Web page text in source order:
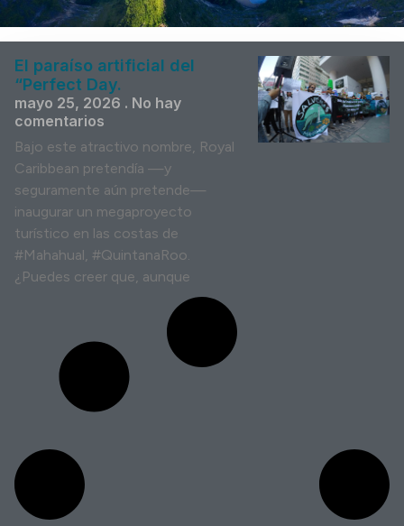
El paraíso artificial del
“Perfect Day.
mayo 25, 2026
No hay
comentarios
Bajo este atractivo nombre, Royal
Caribbean pretendía —y
seguramente aún pretende—
inaugurar un megaproyecto
turístico en las costas de
#Mahahual, #QuintanaRoo.
¿Puedes creer que, aunque